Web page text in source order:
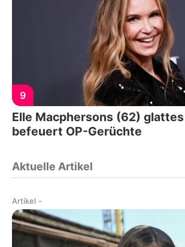
9
Elle Macphersons (62)
befeuert OP-Gerüchte
Aktuelle Artikel
Artikel -